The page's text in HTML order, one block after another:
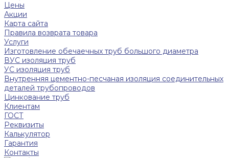
Цены
Акции
Карта сайта
Правила возврата товара
Услуги
Изготовление обечаечных труб большого диаметра
ВУС изоляция труб
УС изоляция труб
Внутренняя цементно-песчаная изоляция соединительных
деталей трубопроводов
Цинкование труб
Клиентам
ГОСТ
Реквизиты
Калькулятор
Гарантия
Контакты